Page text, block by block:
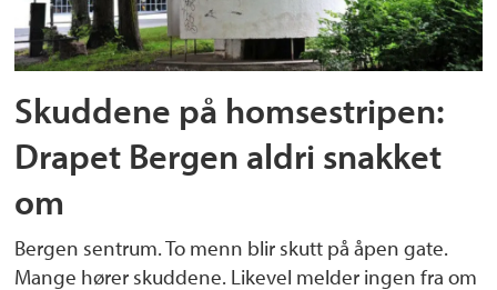
Skuddene på homsestripen:
Drapet Bergen aldri snakket
om
Bergen sentrum. To menn blir skutt på åpen gate.
Mange hører skuddene. Likevel melder ingen fra om